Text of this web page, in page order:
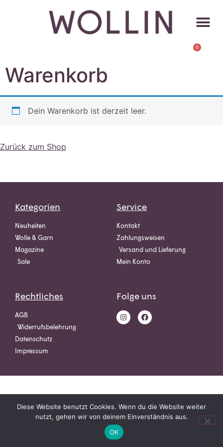
0
Warenkorb
Dein Warenkorb ist derzeit leer.
Zurück zum Shop
Kategorien
Neuheiten
Wolle & Garn
Magazine
Sale
Service
Kontakt
Zahlungsweisen
Versand und Lieferung
Mein Konto
Rechtliches
AGB
Widerrufsbelehrung
Datenschutz
Impressum
Folge uns
Diese Website benutzt Cookies. Wenn du die Website weiter
nutzt, gehen wir von deinem Einverständnis aus.
OK